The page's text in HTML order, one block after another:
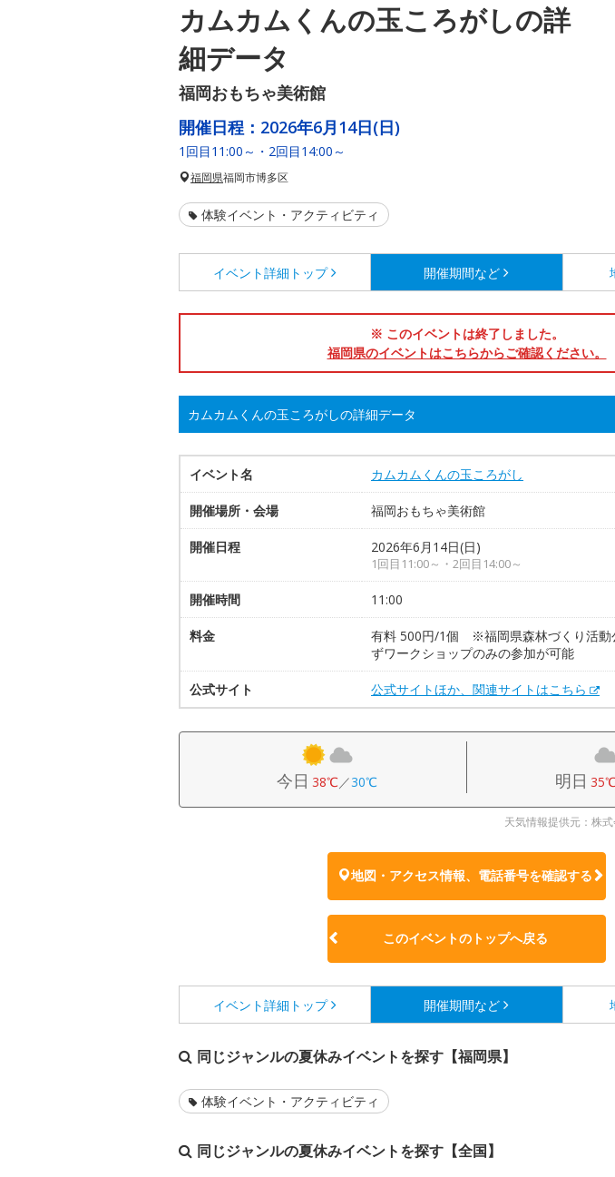
カムカムくんの玉ころがしの詳
細データ
福岡おもちゃ美術館
開催日程： 2026年6月14日(日)
1回目11:00～・2回目14:00～
福岡県福岡市博多区
体験イベント・アクティビティ
イベント詳細 トップ 開催期間など
※ このイベントは終了しました。
福岡県のイベントはこちらからご確認ください。
カムカムくんの玉ころがしの詳細データ
イベント名 カムカムくんの玉ころがし
開催場所・会場 福岡おもちゃ美術館
開催日程 2026年6月14日(日)
1回目11:00～・2回目14:00～
開催時間 11:00
料金
有料 500円/1個 ※福岡県森林づくり活動
ずワークショップのみの参加が可能
公式サイト 公式サイトほか、関連サイトはこちら
今日 38℃／30℃ 明日
天気情報提供元：株
地図・アクセス情報、電話番号を確認する
このイベントのトップへ戻る
イベント詳細 トップ 開催期間など
同じジャンルの夏休みイベントを探す【福岡県】
体験イベント・アクティビティ
同じジャンルの夏休みイベントを探す【全国】